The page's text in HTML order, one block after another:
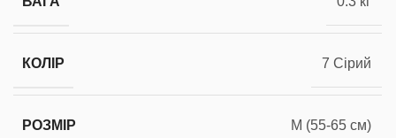
КОЛІР 7 Сірий
РОЗМІР M (55-65 см)